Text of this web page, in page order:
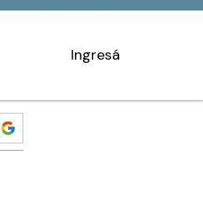
Ingresá